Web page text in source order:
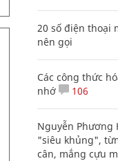
20 số điện thoại
nên gọi
Các công thức
nhớ
106
Nguyễn Phương
"siêu khủng",
cân, mắng cựu